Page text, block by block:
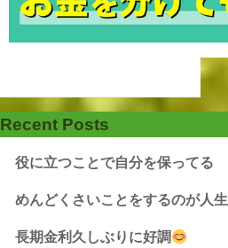
Recent Posts
役に立つことで自分を保ってる
めんどくさいことをするのが人生
長期金利久しぶりに好調